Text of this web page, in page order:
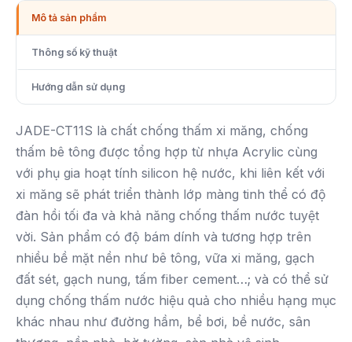
Mô tả sản phẩm
Thông số kỹ thuật
Hướng dẫn sử dụng
JADE-CT11S là chất chống thấm xi măng, chống
thấm bê tông được tổng hợp từ nhựa Acrylic cùng
với phụ gia hoạt tính silicon hệ nước, khi liên kết với
xi măng sẽ phát triển thành lớp màng tinh thể có độ
đàn hồi tối đa và khả năng chống thấm nước tuyệt
vời. Sản phẩm có độ bám dính và tương hợp trên
nhiều bề mặt nền như bê tông, vữa xi măng, gạch
đất sét, gạch nung, tấm fiber cement…; và có thể sử
dụng chống thấm nước hiệu quả cho nhiều hạng mục
khác nhau như đường hầm, bể bơi, bề nước, sân